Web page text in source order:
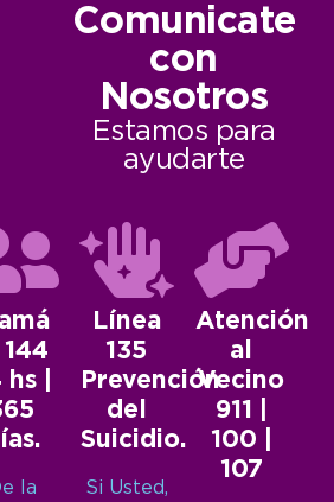
Comunicate
con
Nosotros
Estamos para
ayudarte
144
hs |
la
Línea
135
Prevención
del
Suicidio.
Si Usted,
Atención
al
Vecino
911 |
100 |
107